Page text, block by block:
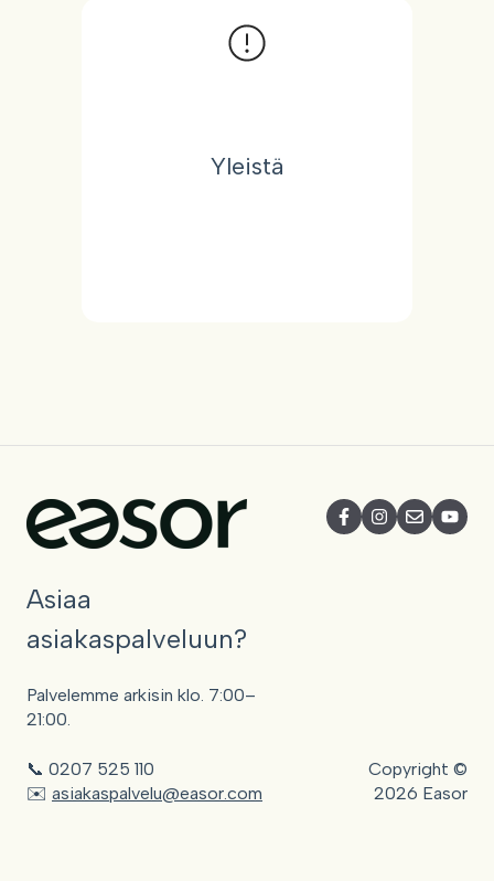
Yleistä
Asiaa
asiakaspalveluun?
Palvelemme arkisin klo. 7:00–
21:00.
📞 0207 525 110
✉️ asiakaspalvelu@easor.com
Copyright ©
2026 Easor